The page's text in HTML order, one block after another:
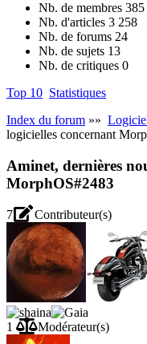
Nb. de membres 385
Nb. d'articles 3 258
Nb. de forums 24
Nb. de sujets 13
Nb. de critiques 0
Top 10 Statistiques
Index du forum »»
logicielles concernant
Aminet, dernières
MorphOS#2483
7 Contributeur(s)
1 Modérateur(s)